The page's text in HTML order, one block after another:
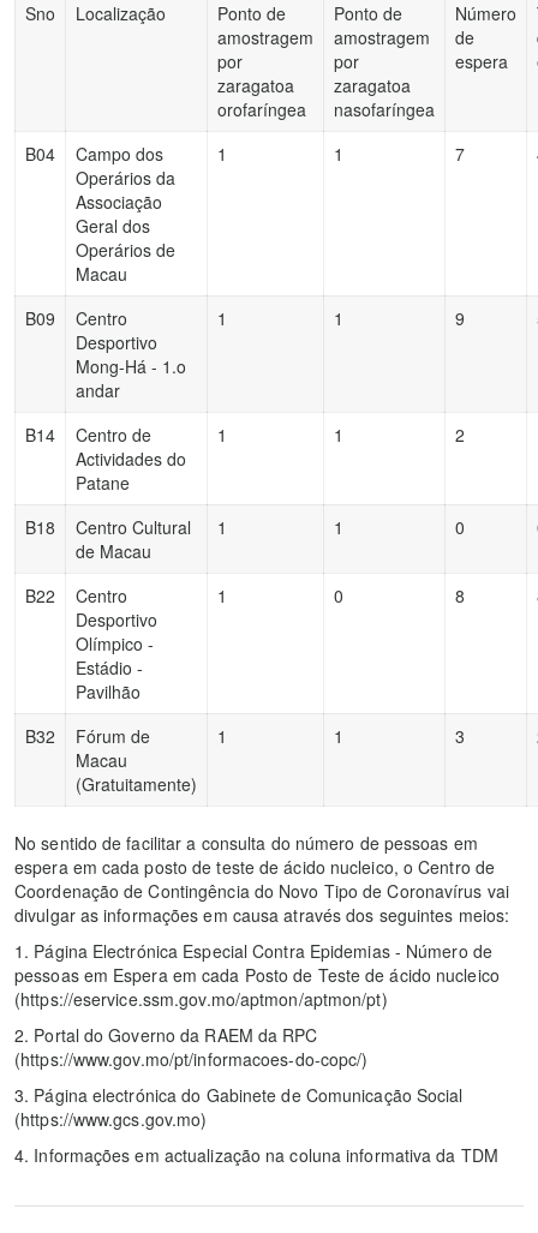
Sno
Localização
Ponto de
amostragem
por
zaragatoa
orofaríngea
Ponto de
amostragem
por
zaragatoa
nasofaríngea
Número
de
espera
B04
Campo dos
Operários da
Associação
Geral dos
Operários de
Macau
1 1 7
B09
Centro
Desportivo
Mong-Há - 1.o
andar
1 1 9
B14
Centro de
Actividades do
Patane
1 1 2
B18
Centro Cultural
de Macau
1 1 0
B22
Centro
Desportivo
Olímpico -
Estádio -
Pavilhão
1 0 8
B32
Fórum de
Macau
(Gratuitamente)
1 1 3
No sentido de facilitar a consulta do número de pessoas em
espera em cada posto de teste de ácido nucleico, o Centro de
Coordenação de Contingência do Novo Tipo de Coronavírus vai
divulgar as informações em causa através dos seguintes meios:
1. Página Electrónica Especial Contra Epidemias - Número de
pessoas em Espera em cada Posto de Teste de ácido nucleico
(https://eservice.ssm.gov.mo/aptmon/aptmon/pt)
2. Portal do Governo da RAEM da RPC
(https://www.gov.mo/pt/informacoes-do-copc/)
3. Página electrónica do Gabinete de Comunicação Social
(https://www.gcs.gov.mo)
4. Informações em actualização na coluna informativa da TDM